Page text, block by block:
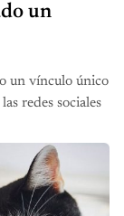
un
un vínculo único
redes sociales